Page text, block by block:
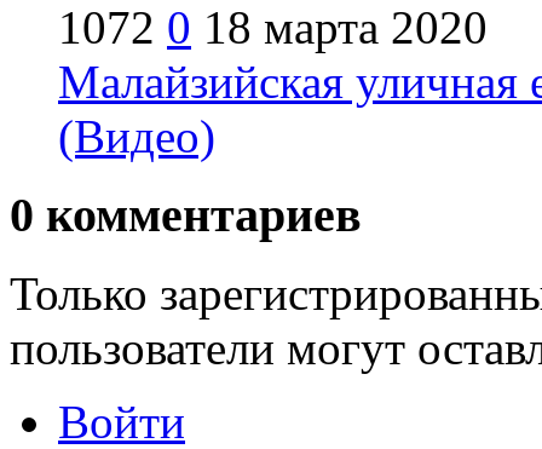
1072 0 18 марта 2020
Малайзийская уличная
(Видео)
0 комментариев
Только
пользователи могут
Войти